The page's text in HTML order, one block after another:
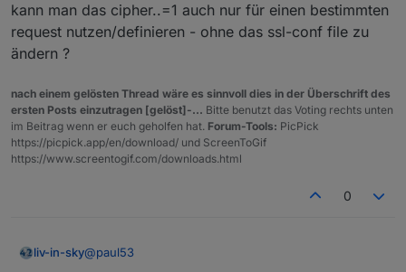
kann man das cipher..=1 auch nur für einen bestimmten
request nutzen/definieren - ohne das ssl-conf file zu
ändern ?
nach einem gelösten Thread wäre es sinnvoll dies in der Überschrift des
ersten Posts einzutragen [gelöst]-... Bitte benutzt das Voting rechts unten
im Beitrag wenn er euch geholfen hat. Forum-Tools: PicPick
https://picpick.app/en/download/ und ScreenToGif
https://www.screentogif.com/downloads.html
0
liv-in-sky@paul53